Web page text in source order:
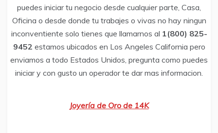
puedes iniciar tu negocio desde cualquier parte, Casa,
Oficina o desde donde tu trabajes o vivas no hay ningun
inconventiente solo tienes que llamarnos al 1(800) 825-
9452 estamos ubicados en Los Angeles California pero
enviamos a todo Estados Unidos, pregunta como puedes
iniciar y con gusto un operador te dar mas informacion.
Joyería de Oro de 14K